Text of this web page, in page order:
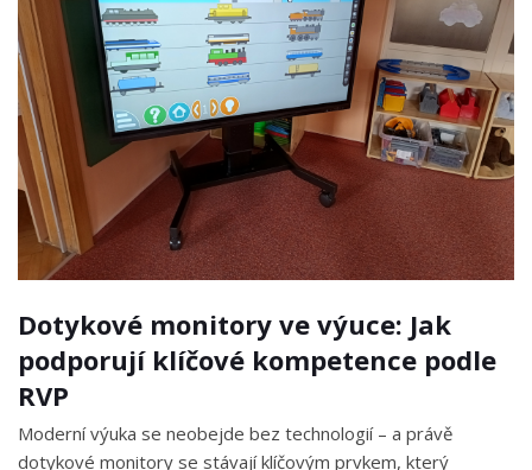
Dotykové monitory ve výuce: Jak
podporují klíčové kompetence podle
RVP
Moderní výuka se neobejde bez technologií – a právě
dotykové monitory se stávají klíčovým prvkem, který